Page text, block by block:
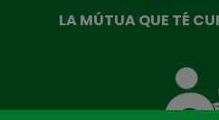
LA MÚTUA QUE TÉ
Mútua
que